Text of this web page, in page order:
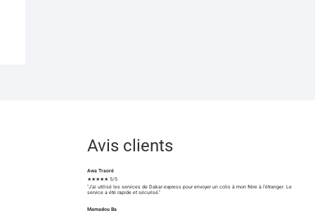
Avis clients
Awa Traoré
★★★★★ 5/5
"J'ai utilisé les services de Dakar.express pour envoyer un colis à mon frère à l'étranger. Le
service a été rapide et sécurisé."
Mamadou Ba